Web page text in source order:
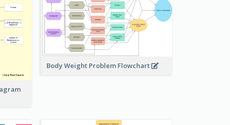
Body Weight Problem Flowchart